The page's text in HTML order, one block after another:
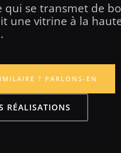
qui se transmet de
une vitrine à la
? PARLONS-EN
RÉALISATIONS